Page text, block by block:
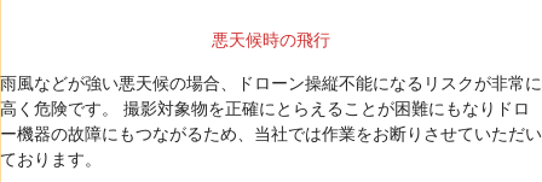
悪天候時の飛行
雨風などが強い悪天候の場合、ドローン操縦不能になるリスクが非常に
高く危険です。 撮影対象物を正確にとらえることが困難にもなりドロ
ー機器の故障にもつながるため、当社では作業をお断りさせていただい
ております。